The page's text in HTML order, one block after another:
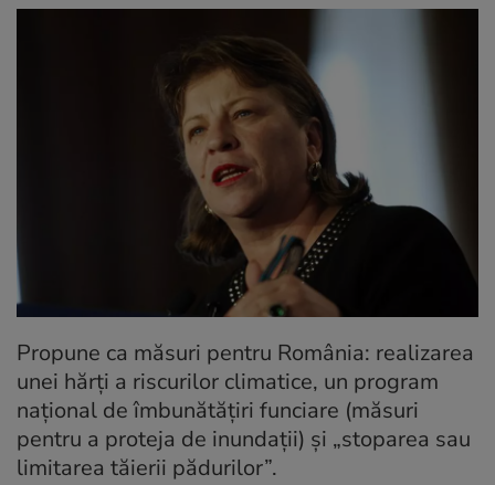
Propune ca măsuri pentru România: realizarea
unei hărți a riscurilor climatice, un program
național de îmbunătățiri funciare (măsuri
pentru a proteja de inundații) și „stoparea sau
limitarea tăierii pădurilor”.